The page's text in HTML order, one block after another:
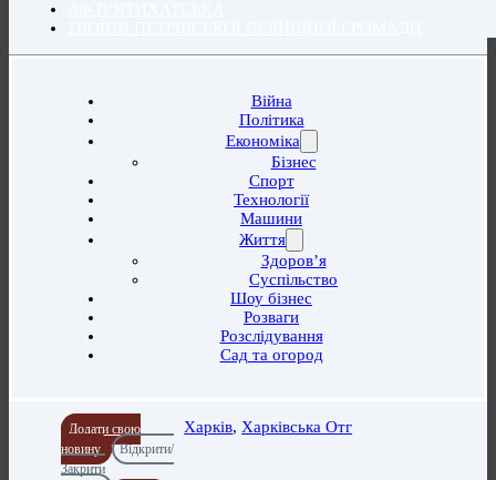
Війна
Політика
Економіка
Бізнес
Спорт
Технології
Машини
Життя
Здоров’я
Суспільство
Шоу бізнес
Розваги
Розслідування
Сад та огород
Додати свою
новину
Відкрити/
Закрити
Харків, Харківська Отг